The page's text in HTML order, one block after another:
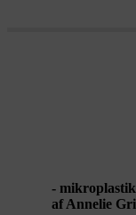
-
af Annelie